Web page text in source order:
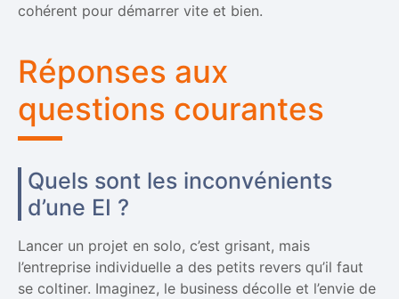
cohérent pour démarrer vite et bien.
Réponses aux
questions courantes
Quels sont les inconvénients
d’une EI ?
Lancer un projet en solo, c’est grisant, mais
l’entreprise individuelle a des petits revers qu’il faut
se coltiner. Imaginez, le business décolle et l’envie de